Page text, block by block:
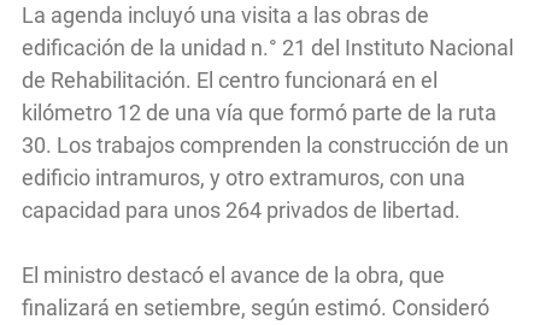
La agenda incluyó una visita a las obras de
edificación de la unidad n.° 21 del Instituto Nacional
de Rehabilitación. El centro funcionará en el
kilómetro 12 de una vía que formó parte de la ruta
30. Los trabajos comprenden la construcción de un
edificio intramuros, y otro extramuros, con una
capacidad para unos 264 privados de libertad.
El ministro destacó el avance de la obra, que
finalizará en setiembre, según estimó. Consideró